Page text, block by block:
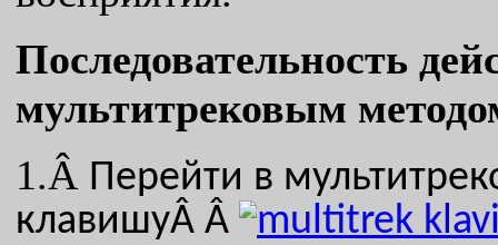
Последовательность
мультитрековым
1.Â Перейти в
клавишуÂ Â